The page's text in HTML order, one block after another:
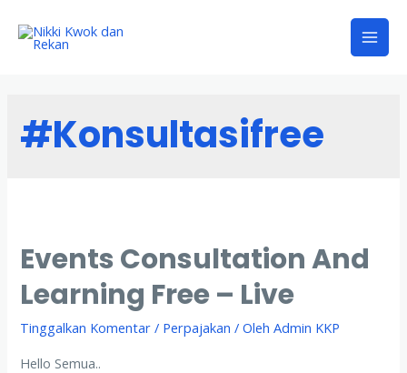
#konsultasifree
Events Consultation And
Learning Free – Live
Tinggalkan Komentar / Perpajakan / OlehAdmin KKP
Hello Semua..